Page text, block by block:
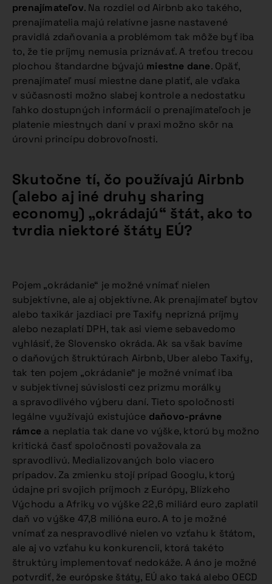
prenajímateľov. Na rozdiel od Airbnb ako takého,
prenajímatelia majú relatívne jasne nastavené
pravidlá zdaňovania a problémom tak môže byť iba
to, že tie príjmy nemusia priznávať. A treťou trecou
plochou štandardne bývajú miestne dane. Opäť,
prenajímateľ musí miestne dane platiť, ale vďaka
v súčasnosti možno slabej kontrole a nedostatku
ľahko dostupných informácií o prenajímateľoch je
platenie miestnych daní v praxi možno skôr na
úrovni princípu dobrovoľnosti.
Skutočne tí, čo používajú Airbnb
(alebo aj iné druhy sharing
economy) „okrádajú“ štát, ako to
tvrdia niektoré štáty EÚ?
Pojem „okrádanie“ je možné vnímať nielen
subjektívne, ale aj objektívne. Ak prenajímateľ bytov
alebo taxikár jazdiaci pre Taxify neprizná príjmy
alebo nezaplatí DPH, tak asi vieme sebavedomo
vyhlásiť, že Slovensko okráda. Ak sa však bavíme
o daňových štruktúrach Airbnb, Uber alebo Taxify,
tak ten pojem „okrádanie“ je možné vnímať iba
v subjektívnej súvislosti cez prizmu morálky
a spravodlivého výberu daní. Tieto spoločnosti
legálne využívajú existujúce daňovo-právne
rámce a neplatia tak dane vo výške, ktorú by možno
kritická časť spoločnosti považovala za
spravodlivú. Medializovaných bolo viacero
prípadov. Za zmienku stojí prípad Googlu, ktorý
údajne pri svojich príjmoch z Európy, Blízkeho
Východu a Afriky vo výške 22,6 miliárd euro zaplatil
daň vo výške 47,8 milióna euro. A to je možné
vnímať za nespravodlivé nielen vo vzťahu k štátom,
ale aj vo vzťahu ku konkurencii, ktorá takéto
štruktúry implementovať nedokáže. A áno je možné
potvrdiť, že európske štáty, EÚ ako taká alebo OECD